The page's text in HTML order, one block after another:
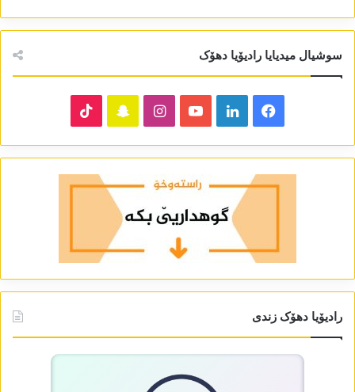
سوشیال میدیایا رادیۆیا دھۆک
Facebook
LinkedIn
YouTube
Instagram
Snapchat
رادیۆیا دھۆک زندی